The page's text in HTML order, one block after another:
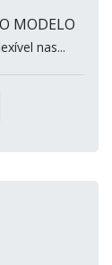
MODELO
nas...